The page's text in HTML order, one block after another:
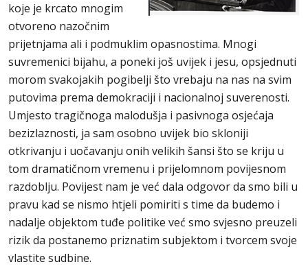
koje je krcato mnogim
otvoreno nazočnim
prijetnjama ali i podmuklim opasnostima. Mnogi
suvremenici bijahu, a poneki još uvijek i jesu, opsjednuti
morom svakojakih pogibelji što vrebaju na nas na svim
putovima prema demokraciji i nacionalnoj suverenosti.
Umjesto tragičnoga malodušja i pasivnoga osjećaja
bezizlaznosti, ja sam osobno uvijek bio skloniji
otkrivanju i uočavanju onih velikih šansi što se kriju u
tom dramatičnom vremenu i prijelomnom povijesnom
razdoblju. Povijest nam je već dala odgovor da smo bili u
pravu kad se nismo htjeli pomiriti s time da budemo i
nadalje objektom tuđe politike već smo svjesno preuzeli
rizik da postanemo priznatim subjektom i tvorcem svoje
vlastite sudbine.